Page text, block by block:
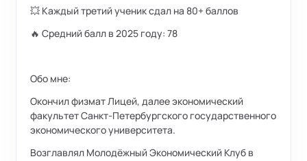
💥 Каждый третий ученик сдал на 80+ баллов
🔥 Средний балл в 2025 году: 78
Обо мне:
Окончил физмат Лицей, далее экономический
факультет Санкт-Петербургского государственного
экономического университета.
Возглавлял Молодёжный Экономический Клуб в